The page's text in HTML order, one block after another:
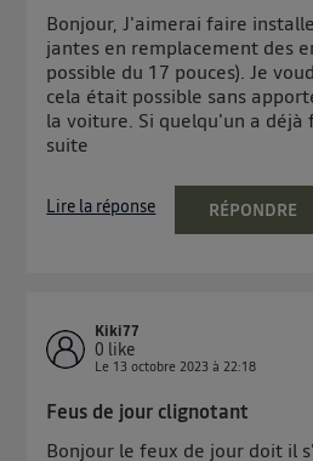
Bonjour, J'aimerai faire
jantes en remplacement des
possible du 17 pouces). Je
cela était possible sans
la voiture. Si quelqu'un a
suite
Lire la réponse RÉPONDRE
Kiki77
0 like
Le 13 octobre 2023 à22:18
Feus de jour clignotant
Bonjour le feux de jour doit il